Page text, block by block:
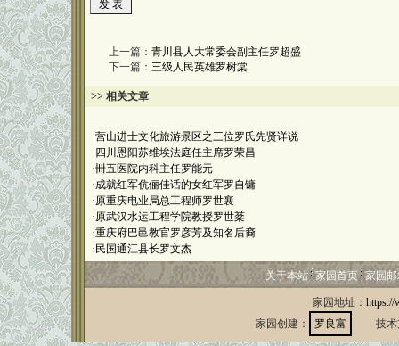
上一篇： 青川县人大常委会副主任罗超盛
下一篇： 三级人民英雄罗树棠
>> 相关文章
·营山进士文化旅游景区之三位罗氏先贤详说
· 四川恩阳苏维埃法庭任主席罗荣昌
·卌五医院内科主任罗能元
·成就红军伉俪佳话的女红军罗自镛
·原重庆电业局总工程师罗世襄
·原武汉水运工程学院教授罗世棻
·重庆府巴邑教官罗彦芳及知名后裔
· 民国通江县长罗文杰
关于本站 家园首页 家园
家园地址： https://
家园创建：
罗良富 技术